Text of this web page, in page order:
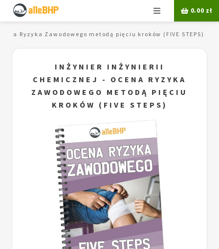
Menu 0.00 zł
Ryzyka Zawodowego metodą pięciu kroków (FIVE STEPS)
INŻYNIER INŻYNIERII
CHEMICZNEJ - OCENA RYZYKA
ZAWODOWEGO METODĄ PIĘCIU
KROKÓW (FIVE STEPS)